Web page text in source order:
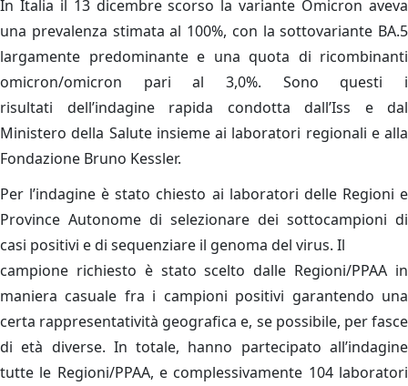
In Italia il 13 dicembre scorso la variante Omicron aveva
una prevalenza stimata al 100%, con la sottovariante BA.5
largamente predominante e una quota di ricombinanti
omicron/omicron pari al 3,0%. Sono questi i
risultati dell’indagine rapida condotta dall’Iss e dal
Ministero della Salute insieme ai laboratori regionali e alla
Fondazione Bruno Kessler.
Per l’indagine è stato chiesto ai laboratori delle Regioni e
Province Autonome di selezionare dei sottocampioni di
casi positivi e di sequenziare il genoma del virus. Il
campione richiesto è stato scelto dalle Regioni/PPAA in
maniera casuale fra i campioni positivi garantendo una
certa rappresentatività geografica e, se possibile, per fasce
di età diverse. In totale, hanno partecipato all’indagine
tutte le Regioni/PPAA, e complessivamente 104 laboratori